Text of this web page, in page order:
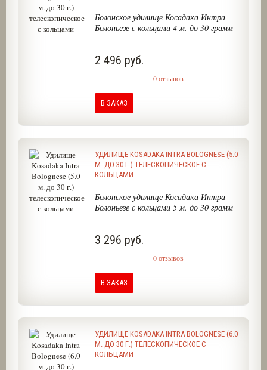
Болонское удилище Косадака Интра
Болоньезе с кольцами 4 м. до 30 грамм
2 496 руб.
0 отзывов
В ЗАКАЗ
УДИЛИЩЕ KOSADAKA INTRA BOLOGNESE (5.0
М. ДО 30 Г.) ТЕЛЕСКОПИЧЕСКОЕ С
КОЛЬЦАМИ
Болонское удилище Косадака Интра
Болоньезе с кольцами 5 м. до 30 грамм
3 296 руб.
0 отзывов
В ЗАКАЗ
УДИЛИЩЕ KOSADAKA INTRA BOLOGNESE (6.0
М. ДО 30 Г.) ТЕЛЕСКОПИЧЕСКОЕ С
КОЛЬЦАМИ